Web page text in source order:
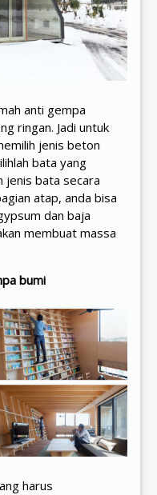
anti gempa
ringan. Jadi untuk
jenis beton
bata yang
jenis bata secara
atap, anda bisa
dan baja
membuat massa
bumi
harus